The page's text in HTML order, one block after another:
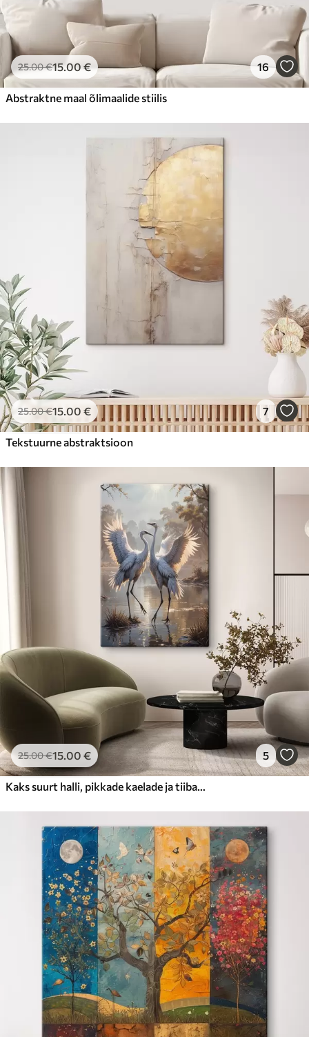
25.00€15.00€ 16
Abstraktne maal õlimaalide stiilis
25.00€15.00 € 7
Tekstuurne abstraktsioon
25.00€15.00 € 5
Kaks suurt halli, pikkade kaelade ja tiibadega kraanat, mis seisavad puudest ümbritsetud udujärves